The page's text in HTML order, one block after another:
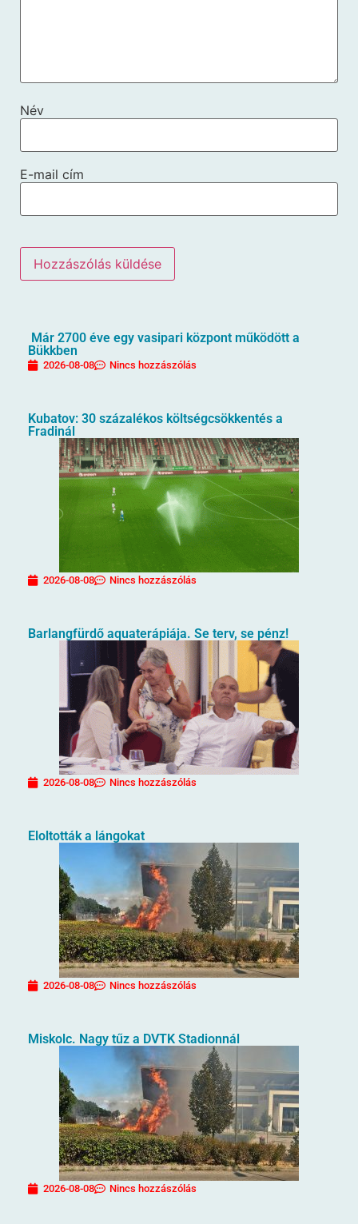
Név
E-mail cím
Már 2700 éve egy vasipari központ működött a
Bükkben
2026-08-08 Nincs hozzászólás
Kubatov: 30 százalékos költségcsökkentés a
Fradinál
2026-08-08 Nincs hozzászólás
Barlangfürdő aquaterápiája. Se terv, se pénz!
2026-08-08 Nincs hozzászólás
Eloltották a lángokat
2026-08-08 Nincs hozzászólás
Miskolc. Nagy tűz a DVTK Stadionnál
2026-08-08 Nincs hozzászólás